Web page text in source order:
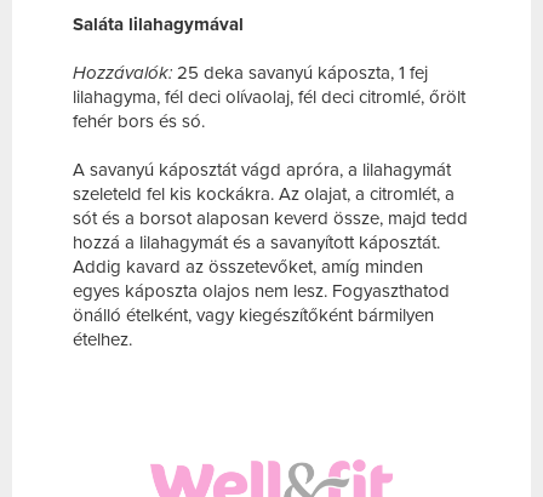
Saláta lilahagymával
Hozzávalók: 25 deka savanyú káposzta, 1 fej
lilahagyma, fél deci olívaolaj, fél deci citromlé, őrölt
fehér bors és só.
A savanyú káposztát vágd apróra, a lilahagymát
szeleteld fel kis kockákra. Az olajat, a citromlét, a
sót és a borsot alaposan keverd össze, majd tedd
hozzá a lilahagymát és a savanyított káposztát.
Addig kavard az összetevőket, amíg minden
egyes káposzta olajos nem lesz. Fogyaszthatod
önálló ételként, vagy kiegészítőként bármilyen
ételhez.